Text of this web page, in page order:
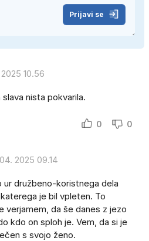
Prijavi se
10.56
nista pokvarila.
0 0
2025 09.14
družbeno-koristnega dela
je bil vpleten. To
verjamem, da še danes z jezo
kdo on sploh je. Vem, da si je
s svojo ženo.